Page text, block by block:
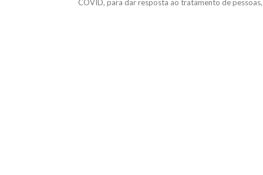
COVID, para dar resposta ao tratamento de